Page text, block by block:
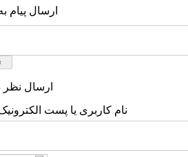
ارسال پیام
ارسال نظر
نام کاربری یا پست